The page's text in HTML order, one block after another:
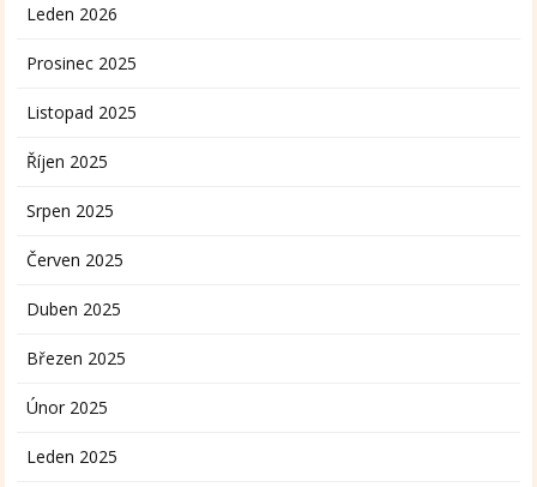
Leden 2026
Prosinec 2025
Listopad 2025
Říjen 2025
Srpen 2025
Červen 2025
Duben 2025
Březen 2025
Únor 2025
Leden 2025